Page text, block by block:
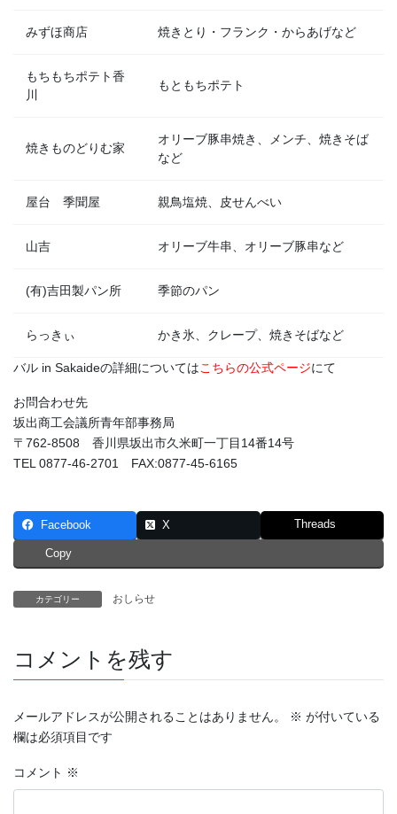
みずほ商店 焼きとり・フランク・からあげなど
もちもちポテト香
川
もともちポテト
焼きものどりむ家
オリーブ豚串焼き、メンチ、焼きそば
など
屋台 季聞屋 親鳥塩焼、皮せんべい
山吉 オリーブ牛串、オリーブ豚串など
(有)吉田製パン所 季節のパン
らっきぃ かき氷、クレープ、焼きそばなど
バル in Sakaideの詳細についてはこちらの公式ページにて
お問合わせ先
坂出商工会議所青年部事務局
〒762-8508 香川県坂出市久米町一丁目14番14号
TEL 0877-46-2701 FAX:0877-45-6165
Facebook X Threads
Copy
カテゴリー おしらせ
コメントを残す
メールアドレスが公開されることはありません。 ※ が付いている
欄は必須項目です
コメント ※